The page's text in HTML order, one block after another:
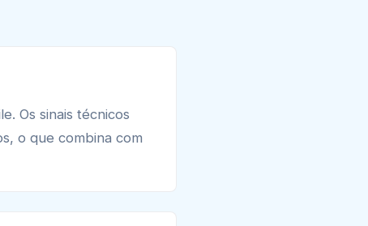
Os sinais técnicos
o que combina com